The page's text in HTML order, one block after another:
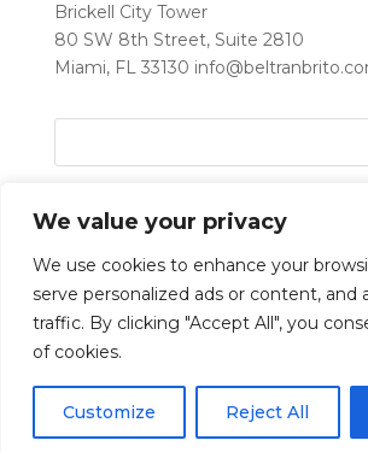
We value your privacy
We use cookies to enhance your
serve personalized ads or content, and
traffic. By clicking "Accept All", you
of cookies.
Customize Reject All
Brickell City Tower
80 SW 8th Street, Suite 2810
Miami, FL 33130
Let’s Work Together